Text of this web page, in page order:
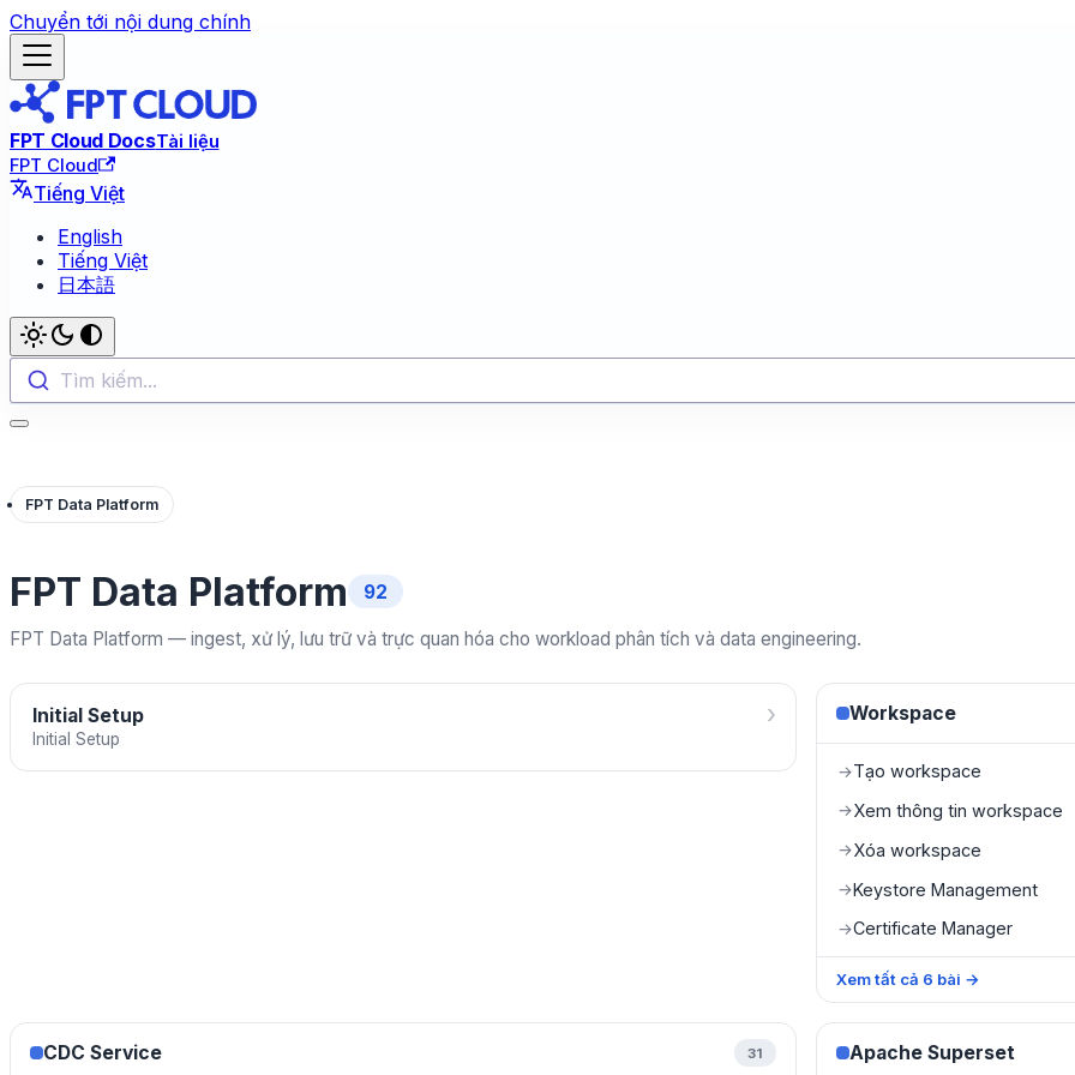
Chuyển tới nội dung chính
FPT Cloud DocsTài liệu
FPT Cloud
Tiếng Việt
English
Tiếng Việt
日本語
Tìm kiếm...
FPT Data Platform
FPT Data Platform 92
FPT Data Platform — ingest, xử lý, lưu trữ và trực quan hóa cho workload phân tích và data engineering.
Initial Setup
Initial Setup
› Workspace
→Tạo workspace
→Xem thông tin workspace
→Xóa workspace
→Keystore Management
→Certificate Manager
Xem tất cả 6 bài →
CDC Service 31 Apache Superset